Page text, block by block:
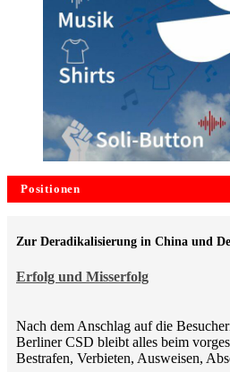
Positionen
Erfolg und Misserfolg
Zur Deradikalisierung in China und
Nach dem Anschlag auf die
Berliner CSD bleibt alles beim
Bestrafen, Verbieten, Ausweisen,